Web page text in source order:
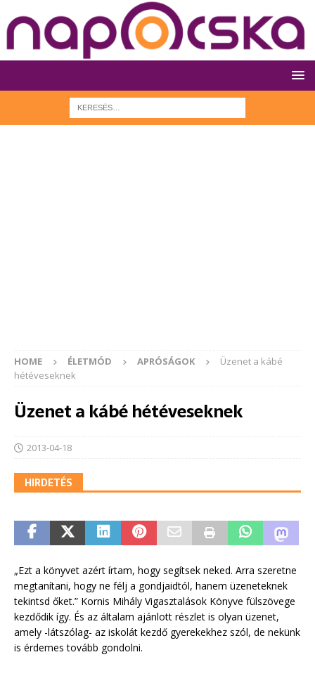
HOME ÉLETMÓD APRÓSÁGOK
Üzenet a kábé
hétéveseknek
Üzenet a kábé hétéveseknek
2013-04-18
HIRDETÉS
„Ezt a könyvet azért írtam, hogy segítsek neked. Arra szeretne
megtanítani, hogy ne félj a gondjaidtól, hanem üzeneteknek
tekintsd őket.” Kornis Mihály Vigasztalások Könyve fülszövege
kezdődik így. És az általam ajánlott részlet is olyan üzenet,
amely -látszólag- az iskolát kezdő gyerekekhez szól, de nekünk
is érdemes tovább gondolni.